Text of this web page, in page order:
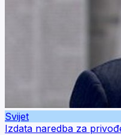
Svijet
Izdata naredba za